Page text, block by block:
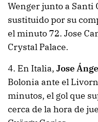
Wenger junto a Santi
sustituido por su
el minuto 72. Jose
Crystal Palace.
4. En Italia, Jose
Bolonia ante el
minutos, el gol que
cerca de la hora de